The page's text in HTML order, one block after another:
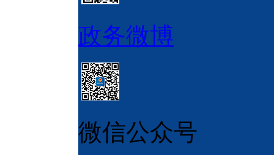
政务微博
微信公众号